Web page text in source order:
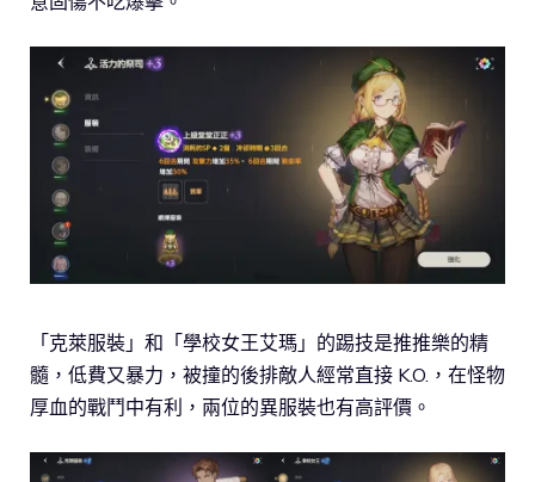
「克萊服裝」和「學校女王艾瑪」的踢技是推推樂的精
髓，低費又暴力，被撞的後排敵人經常直接 K.O.，在怪物
厚血的戰鬥中有利，兩位的異服裝也有高評價。